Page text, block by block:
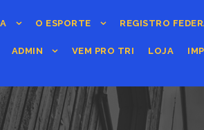
O ESPORTE REGISTRO
ADMIN VEM PRO TRI LOJA